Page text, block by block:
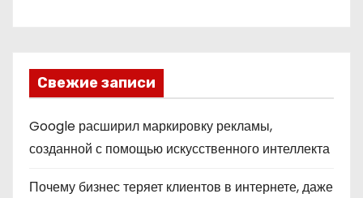
Свежие записи
Google расширил маркировку рекламы,
созданной с помощью искусственного интеллекта
Почему бизнес теряет клиентов в интернете, даже